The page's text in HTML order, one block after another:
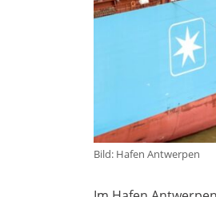
Bild: Hafen Antwerpen